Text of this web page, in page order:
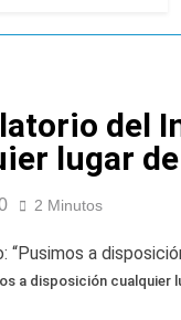
del Afro
de
celebró la
Papa León
Argentina
Atrás
de la cultura
a la
contra la
para los
argentinos:
del
lugar
2 Minutos
a disposición cualquier